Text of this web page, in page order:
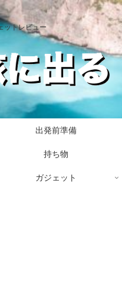
ットレビュー
出発前準備
持ち物
ガジェット